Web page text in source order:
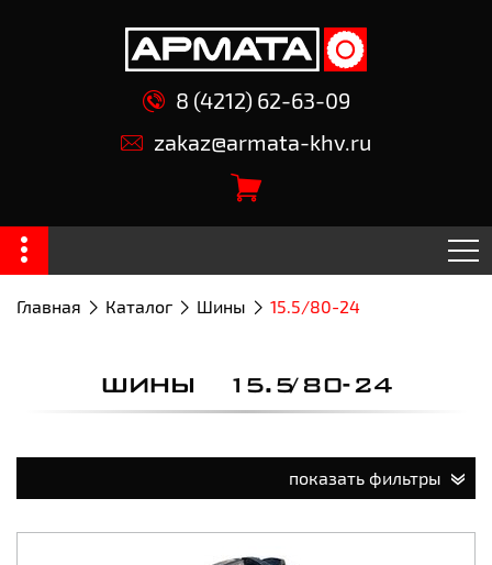
8 (4212) 62-63-09
zakaz@armata-khv.ru
Главная Каталог Шины 15.5/80-24
ШИНЫ 15.5/80-24
показать фильтры